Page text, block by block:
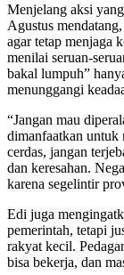
Menjelang aksi
Agustus
agar tetap menjaga
menilai seruan-
bakal lumpuh”
menunggangi
“Jangan mau
dimanfaatkan untuk
cerdas, jangan
dan keresahan.
karena segelintir
Edi juga
pemerintah, tetapi
rakyat kecil.
bisa bekerja, dan